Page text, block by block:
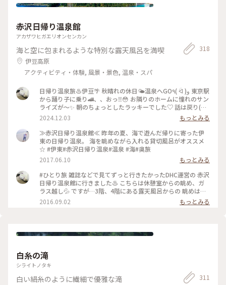
赤沢日帰り温泉館
アカザワヒガエリオンセンカン
海と空に包まれるような特別な露天風呂を満喫
伊豆高原
アクティビティ・体験, 風景・景色, 温泉・スパ
318
日帰り温泉旅♨️伊豆🌴 秋晴れの休日🌤️温泉へGO٩( ᐛ )و 東京駅
から踊り子に乗り🚄、、おっ‼️😳 お隣りのホームに憧れのサン
ライズが〜✨ 朝のちょっとしたラッキーでした♡ 話は戻り(笑)
踊り子号で伊豆高原駅へ🚉 そして赤沢日帰り温泉館に♨️ ここ
は私のひとり旅初めての場所😊 当時も日帰りでしたが、とて
も楽しかったので その後旅にハマってしまいました😂 絶景の
インフィニティ露天でキラキラの海を 眺めながら思い出に浸
っていました😌♨️ お風呂はもちろん📷✖️なので、写真はロビー
からの相模湾です🌊🛥️ ここの温泉はお湯👍眺め👍清潔感👍駅
から 送迎バスあり🚌でなかなか良いですょ💯 #秋の彩り #ベス
トトリップ2024 #赤沢日帰り温泉館#DHC#赤沢温泉 #伊豆高原
駅#特急踊り子#シャトルバス #食事処#ランチ#駿河湾#インフ
ィニティ風呂 #露天風呂#絶景#サンライズ瀬戸出雲#東京駅 #
ことりっぷ伊豆
2024.12.03
もっとみる
≫赤沢日帰り温泉館≪ 昨年の夏、海で遊んだ帰りに寄った伊
東の日帰り温泉。 海を眺めながら入れる貸切風呂がオススメ
☆ #伊東#赤沢日帰り温泉#温泉 #海#奥旅
2017.06.10
もっとみる
#ひとり旅 雑誌などで見てずっと行きたかったDHC運営の 赤沢
日帰り温泉館に行きました♨️ こちらは休憩室からの眺め、ガ
ラス越し💦 ですが…3階、4階にある露天風呂からの 眺めは絶
景の一言❗️ 伊豆の海が水平線まで見渡せます😆 上野東京ライン
のお陰で熱海まで行けて、 その先の伊豆半島まで日帰りひとり
2016.09.02 もっとみる
白糸の滝
シライトノタキ
白い絹糸のように繊細で優雅な滝 311